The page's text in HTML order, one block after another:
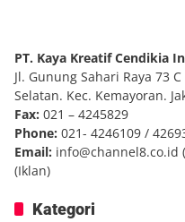
PT. Kaya Kreatif Cendikia
Jl. Gunung Sahari Raya 73
Selatan. Kec. Kemayoran.
Fax: 021 – 4245829
Phone: 021- 4246109 /
Email: info@channel8.co.id
(Iklan)
Kategori